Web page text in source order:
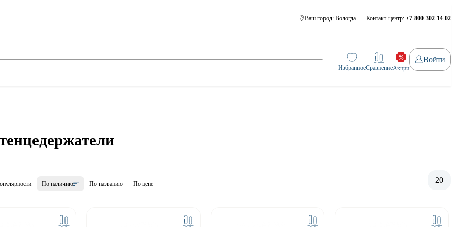
Ваш город: Вологда Контакт-центр: +7-800-302-14-02
ИзбранноеСравнениеАкции
Войти
По наличию По названию По цене 20